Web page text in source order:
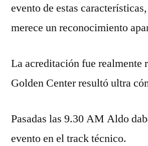
evento de estas
merece un reconocimiento
La acreditación fue realmente
Golden Center resultó ultra
Pasadas las 9.30 AM Aldo
evento en el track técnico.